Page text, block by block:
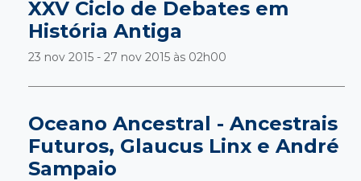
XXV Ciclo de Debates em
História Antiga
23 nov 2015 - 27 nov 2015 às 02h00
Oceano Ancestral - Ancestrais
Futuros, Glaucus Linx e André
Sampaio